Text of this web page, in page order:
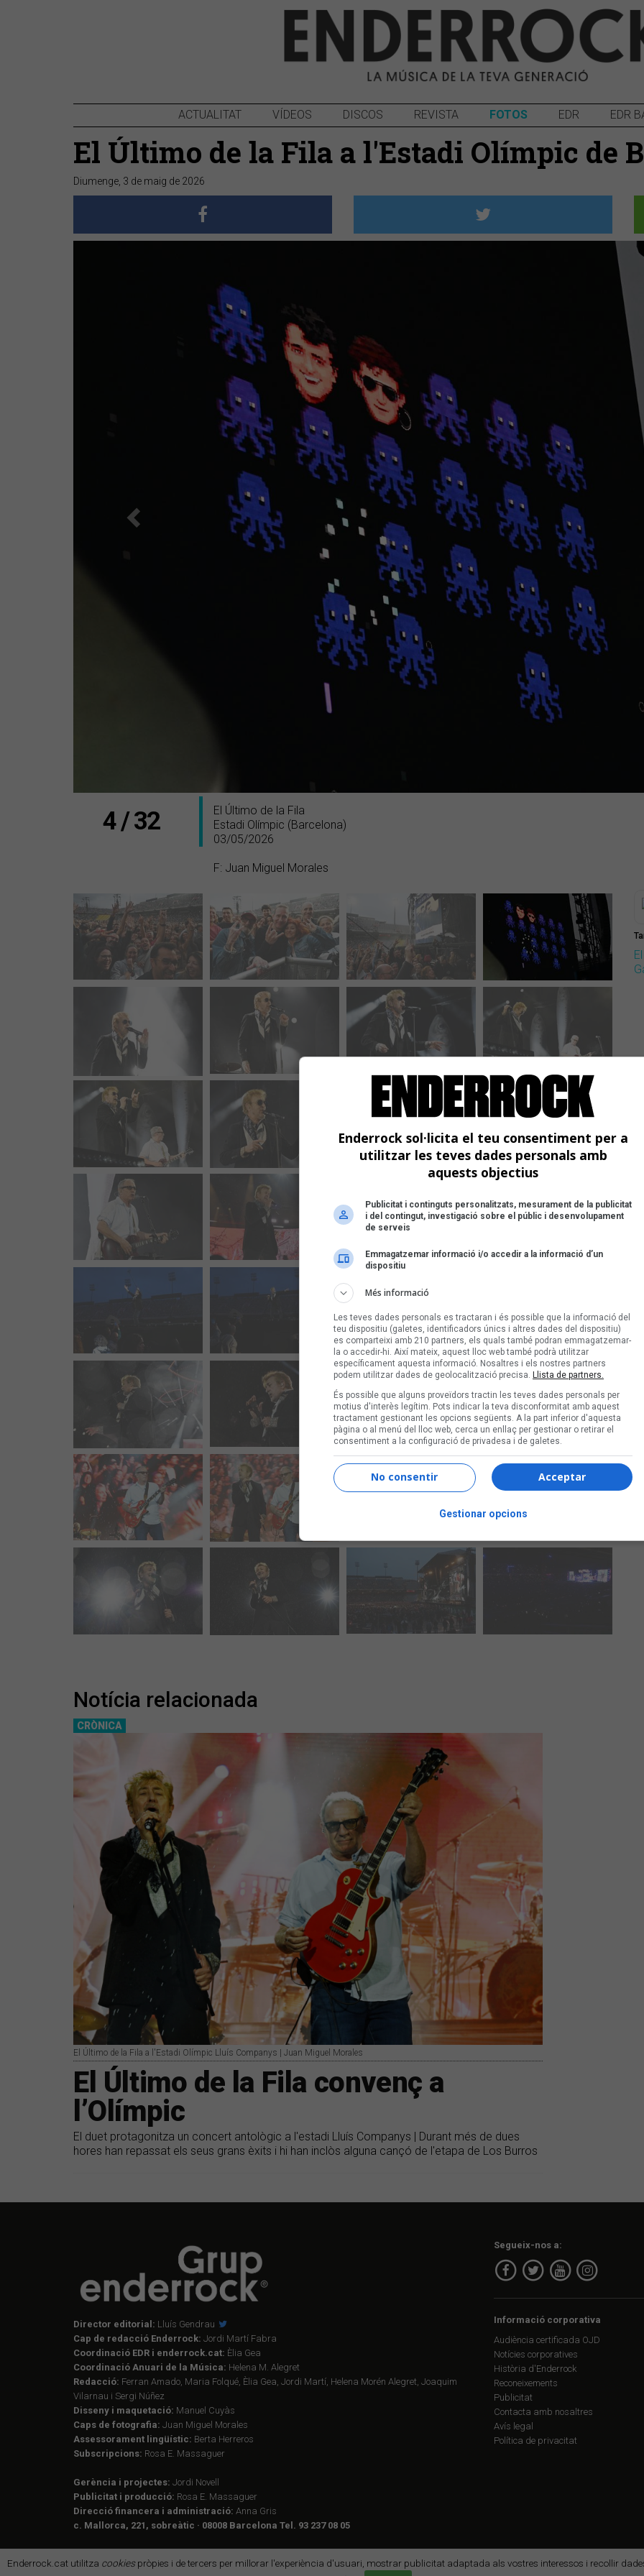
Enderrock.cat utilitza cookiespròpies i de tercers per millorar l'experiència d'usuari, mostrar publicitat adaptada als vostres interessos i recollir
ACTUALITAT VÍDEOS DISCOS REVISTA FOTOS EDR EDR
El Último de la Fila a l'Estadi Olímpic de
Diumenge, 3 de maig de 2026
4 / 32
El Último de la Fila
Estadi Olímpic (Barcelona)
03/05/2026
F: Juan Miguel Morales
Notícia relacionada
CRÒNICA
El Último de la Fila a l'Estadi Olímpic Lluís Companys | Juan Miguel Morales
El Último de la Fila convenç a
l’Olímpic
El duet protagonitza un concert antològic a l'estadi Lluís Companys | Durant més de dues
hores han repassat els seus grans èxits i hi han inclòs alguna cançó de l'etapa de Los Burros
Director editorial: Lluís Gendrau
Cap de redacció Enderrock: Jordi Martí Fabra
Coordinació EDR i enderrock.cat: Èlia Gea
Coordinació Anuari de la Música: Helena M. Alegret
Redacció: Ferran Amado, Maria Folqué, Èlia Gea, Jordi Martí, Helena Morén Alegret, Joaquim
Vilarnau i Sergi Núñez
Disseny i maquetació: Manuel Cuyàs
Caps de fotografia: Juan Miguel Morales
Assessorament lingüístic: Berta Herreros
Subscripcions: Rosa E. Massaguer
Gerència i projectes: Jordi Novell
Publicitat i producció: Rosa E. Massaguer
Direcció financera i administració: Anna Gris
c. Mallorca, 221, sobreàtic · 08008 Barcelona Tel. 93 237 08 05
Segueix-nos a:
Informació corporativa
Audiència certificada OJD
Notícies corporatives
Història d'Enderrock
Reconeixements
Publicitat
Contacta amb nosaltres
Avís legal
Política de privacitat
Enderrock sol·licita el teu consentiment per a
utilitzar les teves dades personals amb
aquests objectius
Publicitat i continguts personalitzats, mesurament de la publicitat
i del contingut, investigació sobre el públic i desenvolupament
de serveis
Emmagatzemar informació i/o accedir a la informació d’un
dispositiu
Més informació
Les teves dades personals es tractaran i és possible que la informació del
teu dispositiu (galetes, identificadors únics i altres dades del dispositiu)
es comparteixi amb 210 partners, els quals també podran emmagatzemar-
la o accedir-hi. Així mateix, aquest lloc web també podrà utilitzar
específicament aquesta informació. Nosaltres i els nostres partners
podem utilitzar dades de geolocalització precisa. Llista de partners.
És possible que alguns proveïdors tractin les teves dades personals per
motius d'interès legítim. Pots indicar la teva disconformitat amb aquest
tractament gestionant les opcions següents. A la part inferior d'aquesta
pàgina o al menú del lloc web, cerca un enllaç per gestionar o retirar el
consentiment a la configuració de privadesa i de galetes.
Acceptar
No consentir
Gestionar opcions